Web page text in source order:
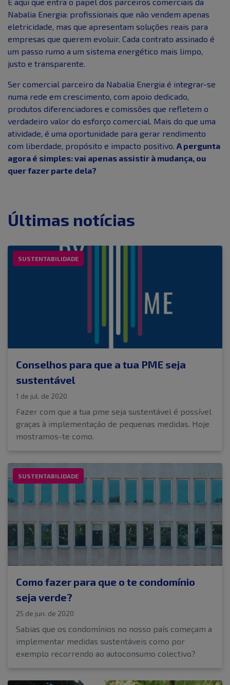
Nabalia Energia: profissionais que não vendem apenas
eletricidade, mas que apresentam soluções reais para
empresas que querem evoluir. Cada contrato assinado é
um passo rumo a um sistema energético mais limpo,
justo e transparente.
Ser comercial parceiro da Nabalia Energia é integrar-se
numa rede em crescimento, com apoio dedicado,
produtos diferenciadores e comissões que refletem o
verdadeiro valor do esforço comercial. Mais do que uma
atividade, é uma oportunidade para gerar rendimento
com liberdade, propósito e impacto positivo. A pergunta
agora é simples: vai apenas assistir à mudança, ou
quer fazer parte dela?
Últimas notícias
SUSTENTABILIDADE
Conselhos para que a tua PME seja
sustentável
1 de jul. de 2020
Fazer com que a tua pme seja sustentável é possível
graças à implementação de pequenas medidas. Hoje
mostramos-te como.
SUSTENTABILIDADE
Como fazer para que o te condomínio
seja verde?
25 de jun. de 2020
Sabias que os condomínios no nosso país começam a
implementar medidas sustentáveis como por
exemplo recorrendo ao autoconsumo colectivo?